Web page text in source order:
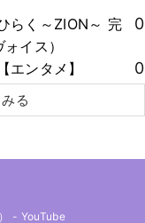
らく～ZION～ 完
イス）
0
エンタメ】 0
る
- YouTube